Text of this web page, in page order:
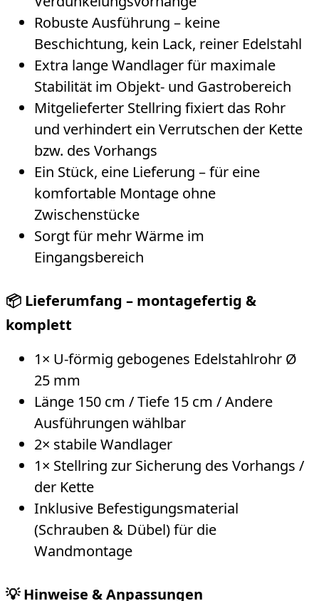
Robuste Ausführung – keine
Beschichtung, kein Lack, reiner Edelstahl
Extra lange Wandlager für maximale
Stabilität im Objekt- und Gastrobereich
Mitgelieferter Stellring fixiert das Rohr
und verhindert ein Verrutschen der Kette
bzw. des Vorhangs
Ein Stück, eine Lieferung – für eine
komfortable Montage ohne
Zwischenstücke
Sorgt für mehr Wärme im
Eingangsbereich
📦 Lieferumfang – montagefertig &
komplett
1× U-förmig gebogenes Edelstahlrohr Ø
25 mm
Länge 150 cm / Tiefe 15 cm / Andere
Ausführungen wählbar
2× stabile Wandlager
1× Stellring zur Sicherung des Vorhangs /
der Kette
Inklusive Befestigungsmaterial
(Schrauben & Dübel) für die
Wandmontage
💡 Hinweise & Anpassungen